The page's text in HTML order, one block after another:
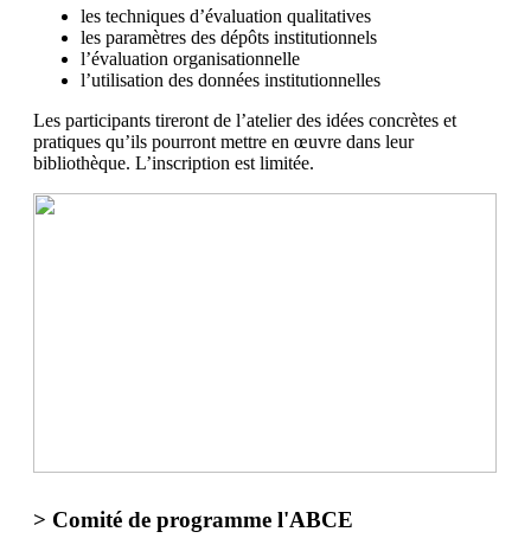
les techniques d’évaluation qualitatives
les paramètres des dépôts institutionnels
l’évaluation organisationnelle
l’utilisation des données institutionnelles
Les participants tireront de l’atelier des idées concrètes et
pratiques qu’ils pourront mettre en œuvre dans leur
bibliothèque. L’inscription est limitée.
> Comité de programme l'ABCE